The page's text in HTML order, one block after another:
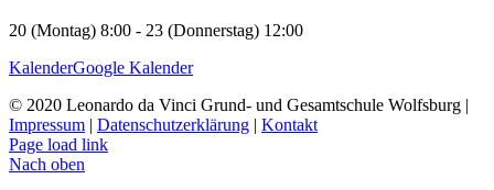
20 (Montag) 8:00 - 23 (Donnerstag) 12:00
KalenderGoogle Kalender
© 2020 Leonardo da Vinci Grund- und Gesamtschule Wolfsburg |
Impressum | Datenschutzerklärung | Kontakt
Page load link
Nach oben